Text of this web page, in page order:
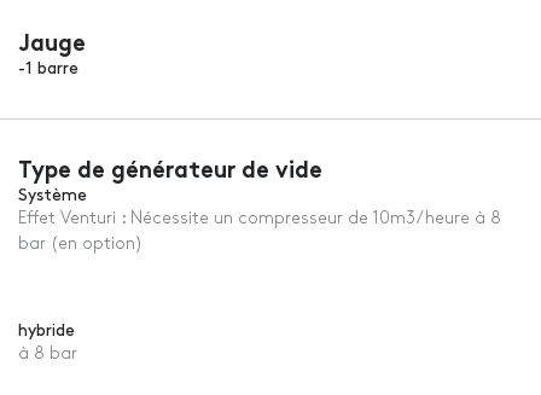
Jauge
-1 barre
Type de générateur de vide
Système
Effet Venturi : Nécessite un compresseur de 10m3/heure à 8
bar (en option)
hybride
à 8 bar